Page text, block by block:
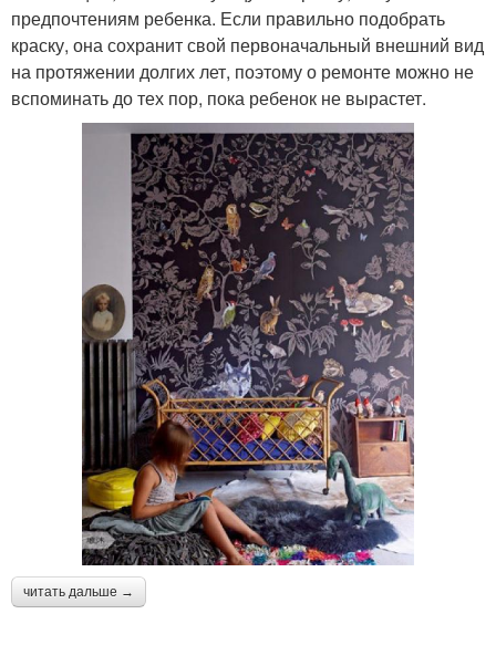
предпочтениям ребенка. Если правильно подобрать
краску, она сохранит свой первоначальный внешний вид
на протяжении долгих лет, поэтому о ремонте можно не
вспоминать до тех пор, пока ребенок не вырастет.
читать дальше →